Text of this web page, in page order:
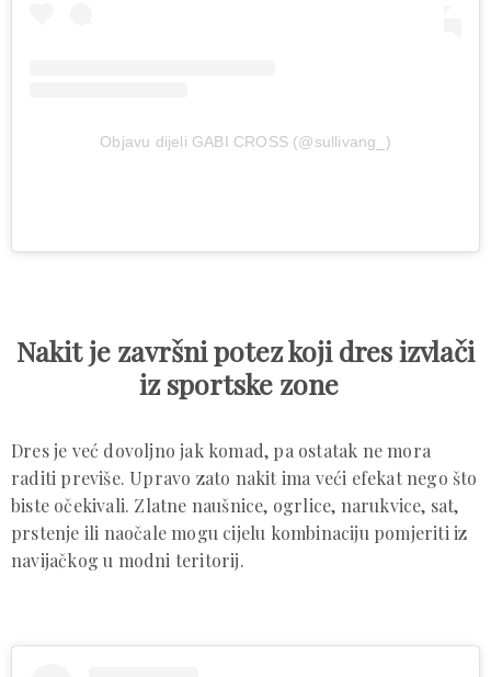
Objavu dijeli GABI CROSS (@sullivang_)
Nakit je završni potez koji dres izvlači
iz sportske zone
Dres je već dovoljno jak komad, pa ostatak ne mora
raditi previše. Upravo zato nakit ima veći efekat nego što
biste očekivali. Zlatne naušnice, ogrlice, narukvice, sat,
prstenje ili naočale mogu cijelu kombinaciju pomjeriti iz
navijačkog u modni teritorij.